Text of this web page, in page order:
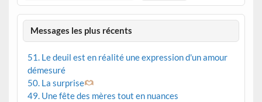
Messages les plus récents
51. Le deuil est en réalité une expression d'un amour
démesuré
50. La surprise
49. Une fête des mères tout en nuances